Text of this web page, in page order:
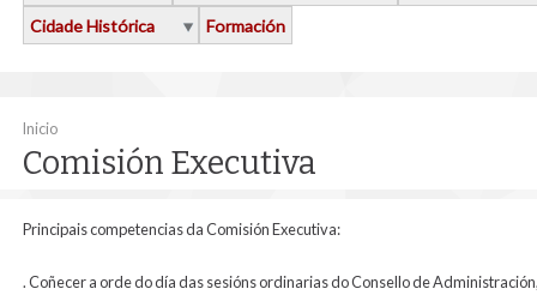
Cidade Histórica
Formación
Vostede está aquí
Inicio
Comisión Executiva
Principais competencias da Comisión Executiva:
. Coñecer a orde do día das sesións ordinarias do Consello de